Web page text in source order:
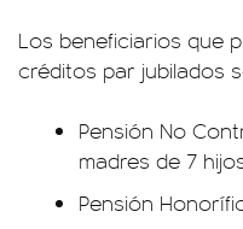
Los beneficiarios que
créditos par jubilados
Pensión No
madres de 7
Pensión